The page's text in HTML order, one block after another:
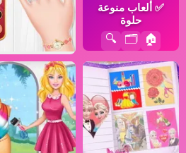
✅ ألعاب منوعة
حلوة
🏠
🗂️
🔍